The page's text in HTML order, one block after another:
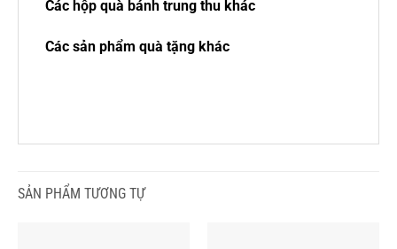
Các hộp quà bánh trung thu khác
Các sản phẩm quà tặng khác
SẢN PHẨM TƯƠNG TỰ